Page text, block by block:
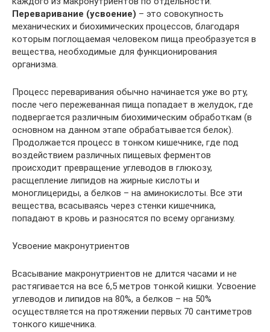
Переваривание (усвоение) – это совокупность
механических и биохимических процессов, благодаря
которым поглощаемая человеком пища преобразуется в
вещества, необходимые для функционирования
организма.
Процесс переваривания обычно начинается уже во рту,
после чего пережеванная пища попадает в желудок, где
подвергается различным биохимическим обработкам (в
основном на данном этапе обрабатывается белок).
Продолжается процесс в тонком кишечнике, где под
воздействием различных пищевых ферментов
происходит превращение углеводов в глюкозу,
расщепление липидов на жирные кислоты и
моноглицериды, а белков – на аминокислоты. Все эти
вещества, всасываясь через стенки кишечника,
попадают в кровь и разносятся по всему организму.
Усвоение макронутриентов
Всасывание макронутриентов не длится часами и не
растягивается на все 6,5 метров тонкой кишки. Усвоение
углеводов и липидов на 80%, а белков – на 50%
осуществляется на протяжении первых 70 сантиметров
тонкого кишечника.